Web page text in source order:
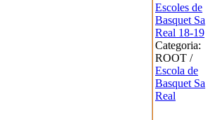
Escoles de
Basquet Sa
Real 18-19
Categoria:
ROOT /
Escola de
Basquet Sa
Real